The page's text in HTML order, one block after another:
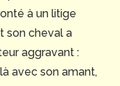
à un litige
son cheval a
aggravant :
avec son amant,